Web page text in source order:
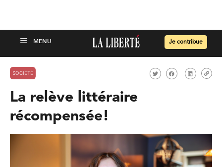
Je contribue
SOCIÉTÉ
La relève littéraire
récompensée!